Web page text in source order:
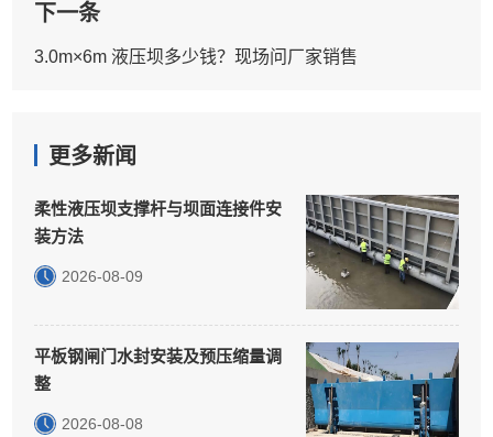
下一条
3.0m×6m 液压坝多少钱？现场问厂家销售
更多新闻
柔性液压坝支撑杆与坝面连接件安
装方法
2026-08-09
平板钢闸门水封安装及预压缩量调
整
2026-08-08